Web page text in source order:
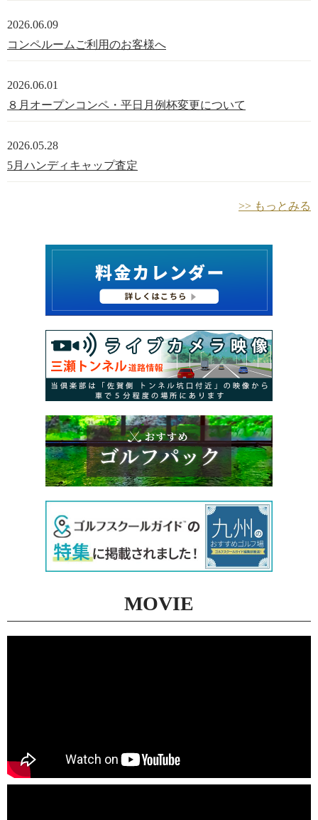
2026.06.09
コンペルームご利用のお客様へ
2026.06.01
８月オープンコンペ・平日月例杯変更について
2026.05.28
5月ハンディキャップ査定
>> もっとみる
MOVIE